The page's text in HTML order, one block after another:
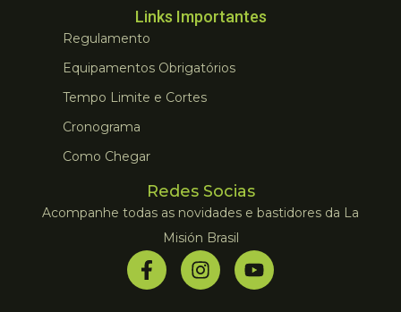
Links Importantes
Regulamento
Equipamentos Obrigatórios
Tempo Limite e Cortes
Cronograma
Como Chegar
Redes Socias
Acompanhe todas as novidades e bastidores da La
Misión Brasil